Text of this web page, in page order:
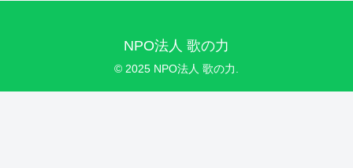
NPO法人 歌の力
© 2025 NPO法人 歌の力.